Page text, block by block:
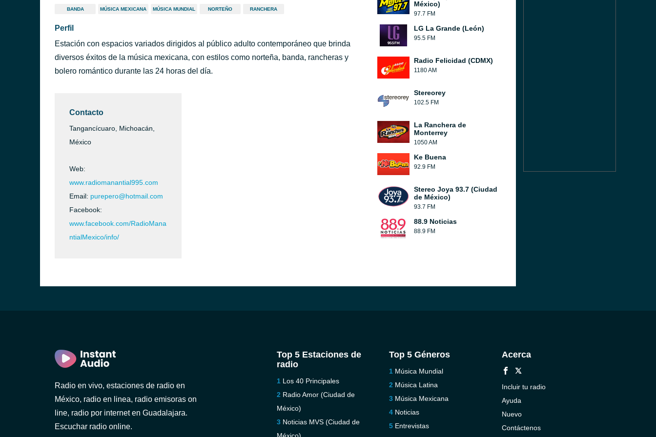
BANDA MÚSICA MEXICANA MÚSICA MUNDIAL NORTEÑO RANCHERA
Perfil
Estación con espacios variados dirigidos al público adulto contemporáneo que brinda
diversos éxitos de la música mexicana, con estilos como norteña, banda, rancheras y
bolero romántico durante las 24 horas del día.
Contacto
Tangancícuaro, Michoacán,
México
Web:
www.radiomanantial995.com
Email: purepero@hotmail.com
Facebook:
www.facebook.com/RadioMana
ntialMexico/info/
México)
97.7 FM
LG La Grande (León)
95.5 FM
Radio Felicidad (CDMX)
1180 AM
Stereorey
102.5 FM
La Ranchera de
Monterrey
1050 AM
Ke Buena
92.9 FM
Stereo Joya 93.7 (Ciudad
de México)
93.7 FM
88.9 Noticias
88.9 FM
Radio en vivo, estaciones de radio en
México, radio en linea, radio emisoras on
line, radio por internet en Guadalajara.
Escuchar radio online.
Top 5 Estaciones de
radio
Los 40 Principales
Radio Amor (Ciudad de
México)
Noticias MVS (Ciudad de
Top 5 Géneros
Música Mundial
Música Latina
Música Mexicana
Noticias
Entrevistas
Acerca
Incluir tu radio
Ayuda
Nuevo
Contáctenos